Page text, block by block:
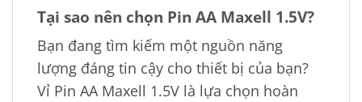
Tại sao nên chọn Pin AA Maxell 1.5V?
Bạn đang tìm kiếm một nguồn năng
lượng đáng tin cậy cho thiết bị của bạn?
Vỉ Pin AA Maxell 1.5V là lựa chọn hoàn